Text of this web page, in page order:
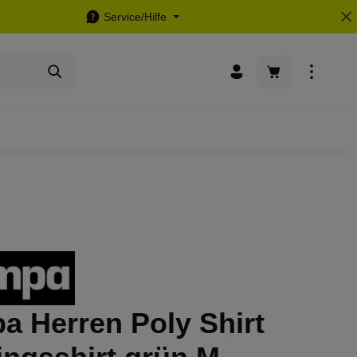
Service/Hilfe
Warenkorb
Herren Poly Shirt